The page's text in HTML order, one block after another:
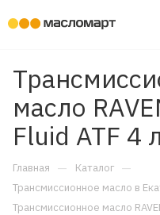
масло
Fluid ATF 4
Главная — Каталог —
Трансмиссионное масло в
Трансмиссионное масло